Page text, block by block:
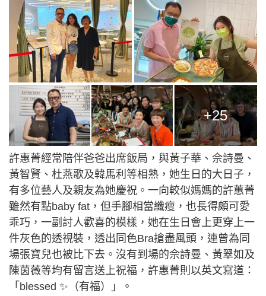
+25
許惠菁經常陪伴爸爸出席飯局，與黃子華、佘詩曼、
黃智賢、杜燕歌及韓馬利等相熟，她生日的大日子，
有多位藝人及親友為她慶祝。一向較似媽媽的許蕙菁
雖然有點baby fat，但手腳相當纖瘦，也長得頗可愛
乖巧，一副討人歡喜的模樣，她在生日會上更穿上一
件灰色的透視裝，透出同色Bra搶盡風頭，連曾為同
場張寶兒也被比下去。沒有到場的佘詩曼、黃翠如及
陳茵薇等均有留言送上祝福，許惠菁則以英文寫道：
「blessed ✨（有福）」。